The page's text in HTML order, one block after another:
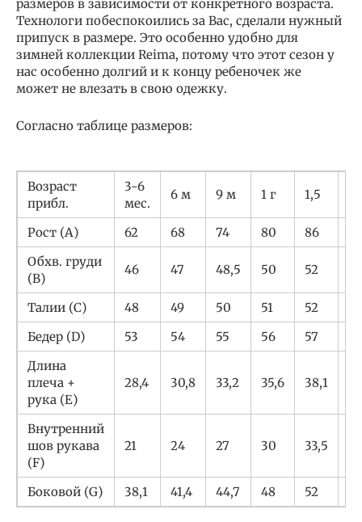
размеров в зависимости от конкретного возраста.
Технологи побеспокоились за Вас, сделали нужный
припуск в размере. Это особенно удобно для
зимней коллекции Reima, потому что этот сезон у
нас особенно долгий и к концу ребеночек же
может не влезать в свою одежку.
Согласно таблице размеров:
Возраст
прибл.
3-6
мес.
6 м 9 м 1 г 1,5
Рост (А) 62 68 74 80 86
Обхв. груди
(В)
46 47 48,5 50 52
Талии (С) 48 49 50 51 52
Бедер (D)
53 54 55 56 57
Длина
плеча +
рука (Е)
28,4 30,8 33,2 35,6 38,1
Внутренний
шов рукава
(F)
21 24 27 30 33,5
Боковой (G) 38,1 41,4 44,7 48 52